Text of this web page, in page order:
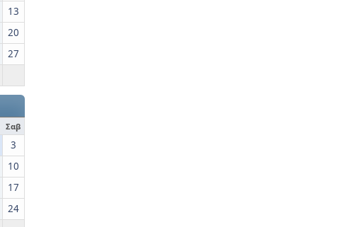
13
20
27
Σαβ
3
10
17
24